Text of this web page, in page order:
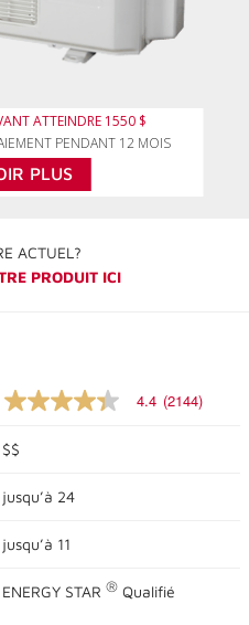
ATTEINDRE 1550 $
PENDANT 12 MOIS
PLUS
ACTUEL?
PRODUIT ICI
4.4
5
étoiles,
nominale
les
2144
.
4.4 (2144)
$$
jusqu’à 24
jusqu’à 11
ENERGY STAR ® Qualifié